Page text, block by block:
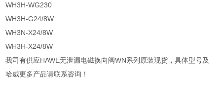
WH3H-WG230
WH3H-G24/8W
WH3N-X24/8W
WH3H-X24/8W
我司有供应HAWE无泄漏电磁换向阀WN系列原装现货 ，具体型号及
哈威更多产品请联系咨询！